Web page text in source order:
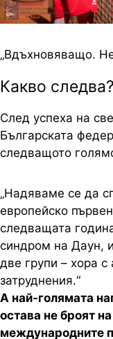
„Вдъхновяващо.
Какво следва?
След успеха на
Българската
следващото
„Надяваме се да
европейско
следващата
синдром на Даун,
две групи – хора с
затруднения.“
А най-голямата
остава не броят
международните